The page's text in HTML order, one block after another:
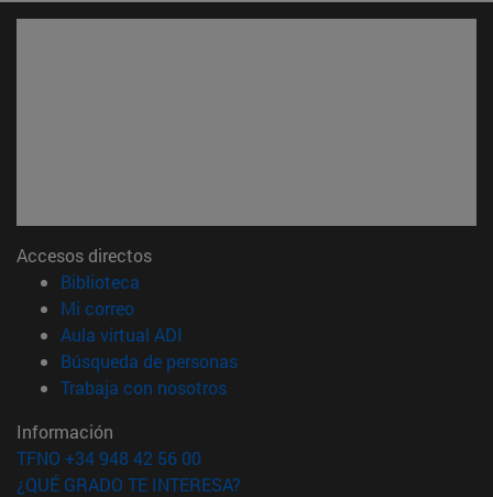
Accesos directos
Biblioteca
Mi correo(abre en nueva ventana)
Aula virtual ADI
Búsqueda de personas(abre en nueva ventana)
Trabaja con nosotros(abre en nueva ventana)
Información
TFNO +34 948 42 56 00
¿QUÉ GRADO TE INTERESA?